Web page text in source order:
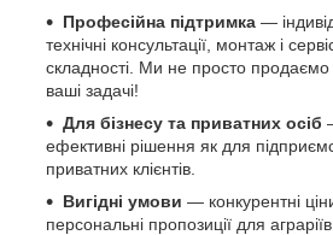
Професійна підтримка —
технічні консультації, монтаж і
складності. Ми не просто
ваші задачі!
Для бізнесу та приватних осіб
ефективні рішення як для
приватних клієнтів.
Вигідні умови — конкурентні
персональні пропозиції для